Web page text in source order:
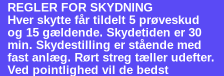
REGLER FOR SKYDNING
Hver skytte får tildelt 5 prøveskud
og 15 gældende. Skydetiden er 30
min. Skydestilling er stående med
fast anlæg. Rørt streg tæller udefter.
Ved pointlighed vil de bedst